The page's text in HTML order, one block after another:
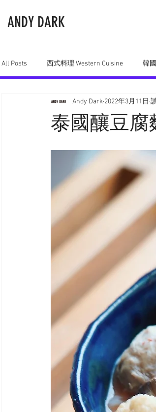
ANDY DARK
All Posts 西式料理 Western Cuisine 韓
中式料理 Chinese Cuisine 日式料理
泰國釀豆腐
Andy Dark 2022年3月11日